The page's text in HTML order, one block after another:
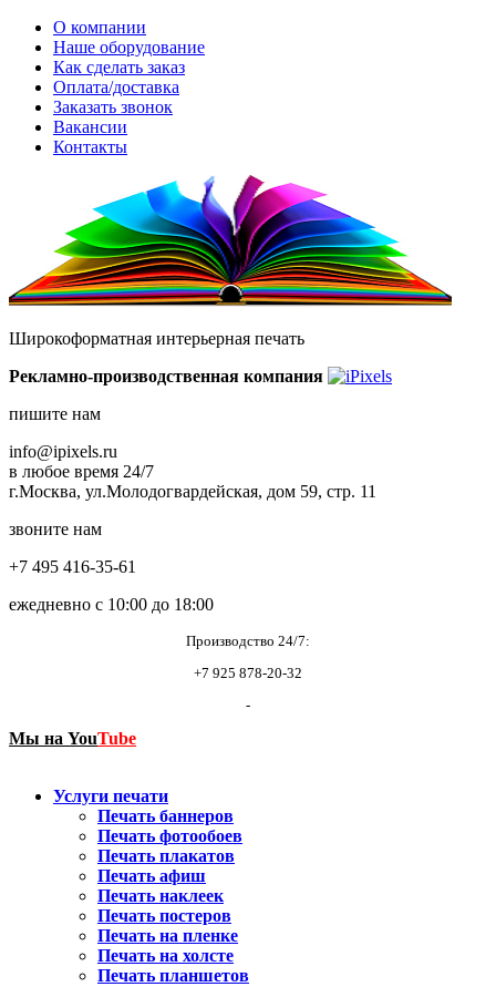
О компании
Наше оборудование
Как сделать заказ
Оплата/доставка
Заказать звонок
Вакансии
Контакты
Широкоформатная интерьерная печать
Рекламно-производственная компания
пишите нам
info@ipixels.ru
в любое время 24/7
г.Москва, ул.Молодогвардейская, дом 59, стр. 11
звоните нам
+7 495 416-35-61
ежедневно с 10:00 до 18:00
Производство 24/7:
+7 925 878-20-32
-
Мы на YouTube
Услуги печати
Печать баннеров
Печать фотообоев
Печать плакатов
Печать афиш
Печать наклеек
Печать постеров
Печать на пленке
Печать на холсте
Печать планшетов